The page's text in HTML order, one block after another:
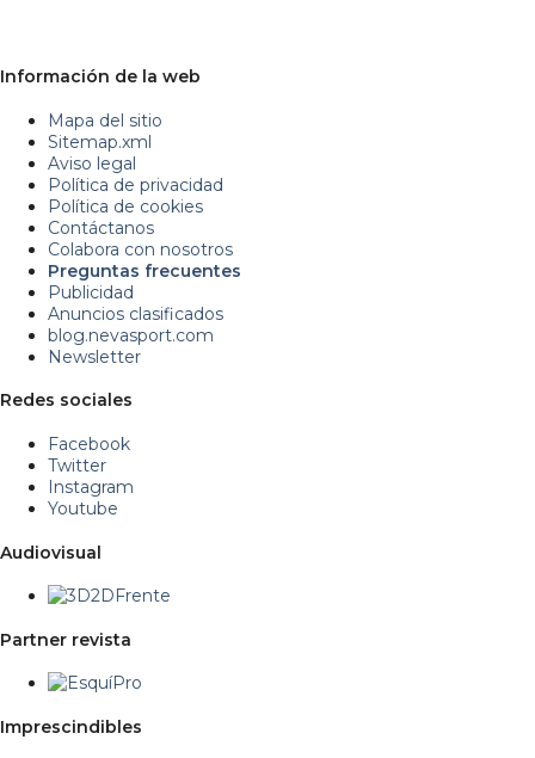
Información de la web
Mapa del sitio
Sitemap.xml
Aviso legal
Política de privacidad
Política de cookies
Contáctanos
Colabora con nosotros
Preguntas frecuentes
Publicidad
Anuncios clasificados
blog.nevasport.com
Newsletter
Redes sociales
Facebook
Twitter
Instagram
Youtube
Audiovisual
Partner revista
Imprescindibles